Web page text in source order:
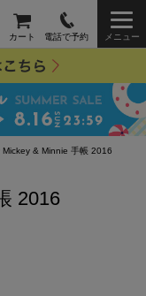
カート 電話で予約 メニュー
Mickey & Minnie 手帳 2016
2016